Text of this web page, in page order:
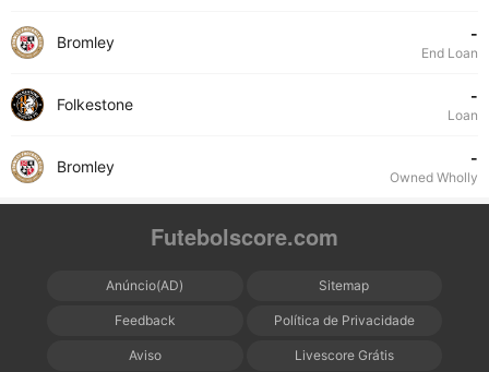
Bromley -
End Loan
Folkestone -
Loan
Bromley -
Owned Wholly
Futebolscore.com
Anúncio(AD) Sitemap
Feedback Política de Privacidade
Aviso Livescore Grátis